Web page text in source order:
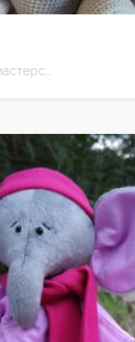
Рукодельная мастерская